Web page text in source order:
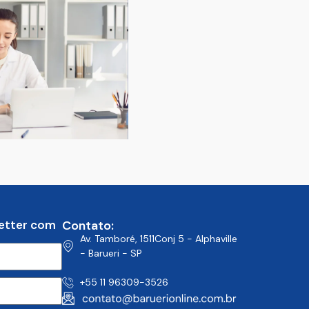
com Contato:
Av. Tamboré, 1511Conj 5 - Alphaville
- Barueri - SP
+55 11 96309-3526